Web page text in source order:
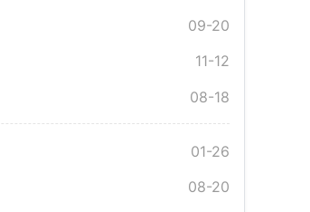
09-20
11-12
08-18
01-26
08-20